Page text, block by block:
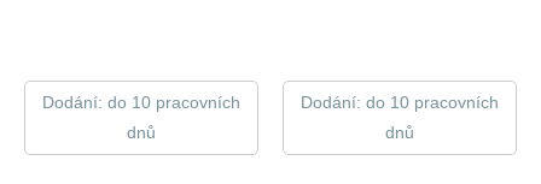
Dodání: do 10 pracovních
dnů
Dodání: do 10 pracovních
dnů